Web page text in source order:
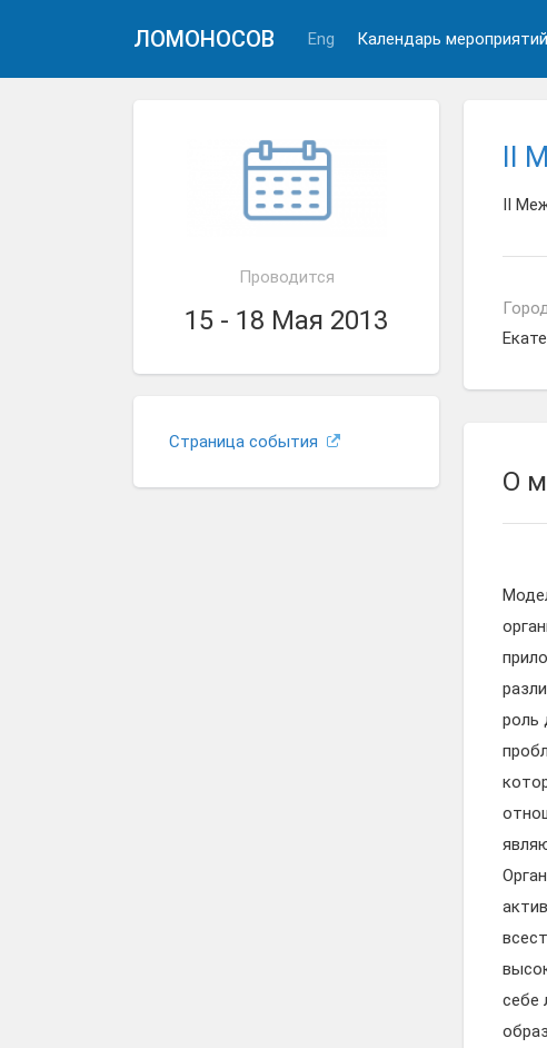
ЛОМОНОСОВ Eng Календарь мероприятий
Проводится
15 - 18 Мая 2013
Страница события
II
II
О
роль
себе